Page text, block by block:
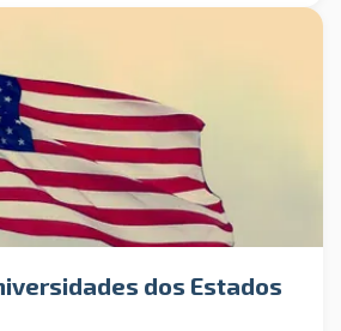
dos Estados